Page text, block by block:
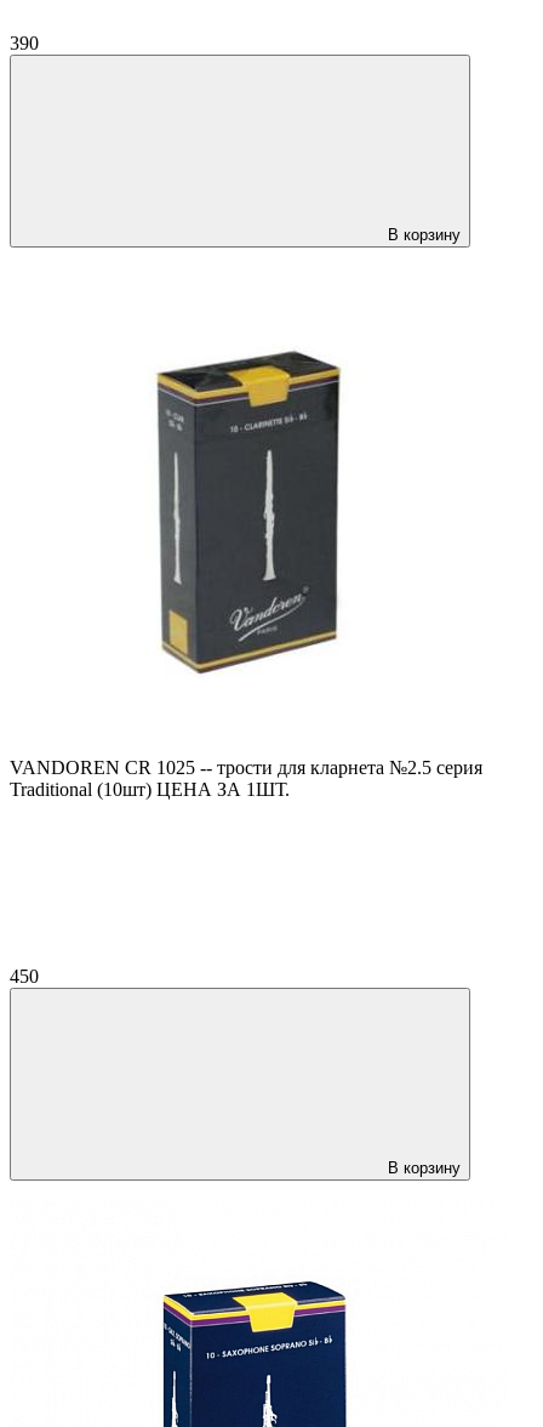
390
В корзину
VANDOREN CR 1025 -- трости для кларнета №2.5 серия
Traditional (10шт) ЦЕНА ЗА 1ШТ.
450
В корзину